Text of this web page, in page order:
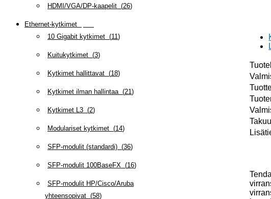
HDMI/VGA/DP-kaapelit (26)
Ethernet-kytkimet
10 Gigabit kytkimet (11)
Kuitukytkimet (3)
Kytkimet hallittavat (18)
Kytkimet ilman hallintaa (21)
Kytkimet L3 (2)
Modulariset kytkimet (14)
SFP-modulit (standardi) (36)
SFP-modulit 100BaseFX (16)
SFP-modulit HP/Cisco/Aruba
yhteensopivat (58)